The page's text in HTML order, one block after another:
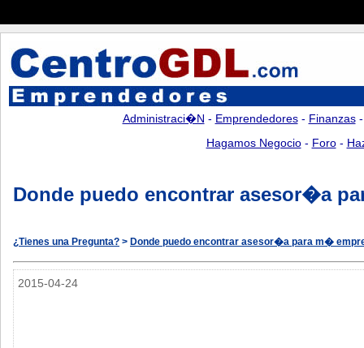
Administraci�n - Emprendedores- Finanzas
Hagamos Negocio- Foro-
Donde puedo encontrar asesor�a
¿Tienes una Pregunta? > Donde puedo encontrar asesor�a para m�
2015-04-24